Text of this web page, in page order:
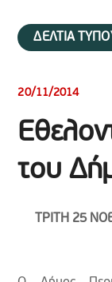
ΔΕΛΤΙΑ
20/11/2014
του
ΤΡΙΤΗ 25